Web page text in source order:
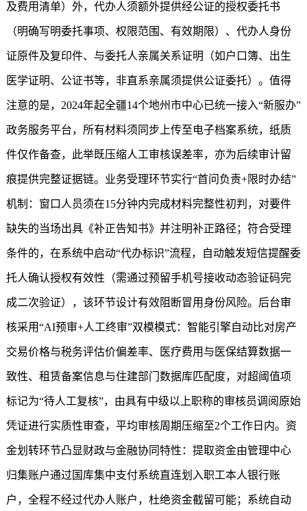
及费用清单）外，代办人须额外提供经公证的授权委托书
（明确写明委托事项、权限范围、有效期限）、代办人身份
证原件及复印件、与委托人亲属关系证明（如户口簿、出生
医学证明、公证书等，非直系亲属须提供公证委托）。值得
注意的是，2024年起全疆14个地州市中心已统一接入“新服办”
政务服务平台，所有材料须同步上传至电子档案系统，纸质
件仅作备查，此举既压缩人工审核误差率，亦为后续审计留
痕提供完整证据链。业务受理环节实行“首问负责+限时办结”
机制：窗口人员须在15分钟内完成材料完整性初判，对要件
缺失的当场出具《补正告知书》并注明补正路径；符合受理
条件的，在系统中启动“代办标识”流程，自动触发短信提醒委
托人确认授权有效性（需通过预留手机号接收动态验证码完
成二次验证），该环节设计有效阻断冒用身份风险。后台审
核采用“AI预审+人工终审”双模模式：智能引擎自动比对房产
交易价格与税务评估价偏差率、医疗费用与医保结算数据一
致性、租赁备案信息与住建部门数据库匹配度，对超阈值项
标记为“待人工复核”，由具有中级以上职称的审核员调阅原始
凭证进行实质性审查，平均审核周期压缩至2个工作日内。资
金划转环节凸显财政与金融协同特性：提取资金由管理中心
归集账户通过国库集中支付系统直连划入职工本人银行账
户，全程不经过代办人账户，杜绝资金截留可能；系统自动